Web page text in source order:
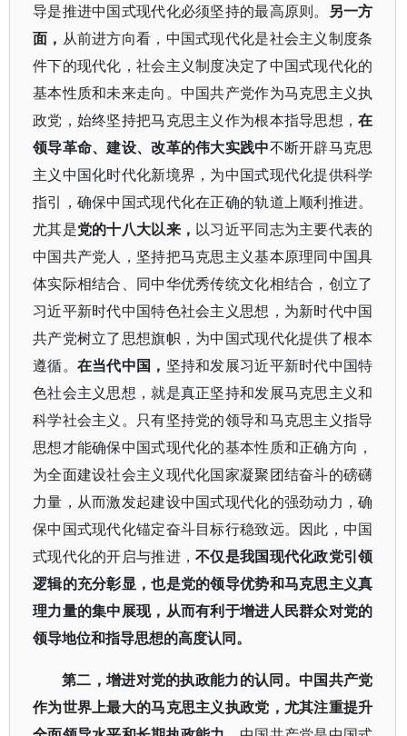
导是推进中国式现代化必须坚持的最高原则。
另一方
面， 从前进方向看，中国式现代化是社会主义制度条
件下的现代化，社会主义制度决定了中国式现代化的
基本性质和未来走向。中国共产党作为马克思主义执
政党，始终坚持把马克思主义作为根本指导思想，在
领导革命、建设、改革的伟大实践中不断开辟马克思
主义中国化时代化新境界，为中国式现代化提供科学
指引，确保中国式现代化在正确的轨道上顺利推进。
尤其是党的十八大以来， 以习近平同志为主要代表的
中国共产党人，坚持把马克思主义基本原理同中国具
体实际相结合、同中华优秀传统文化相结合，创立了
习近平新时代中国特色社会主义思想，为新时代中国
共产党树立了思想旗帜，为中国式现代化提供了根本
遵循。 在当代中国， 坚持和发展习近平新时代中国特
色社会主义思想，就是真正坚持和发展马克思主义和
科学社会主义。只有坚持党的领导和马克思主义指导
思想才能确保中国式现代化的基本性质和正确方向，
为全面建设社会主义现代化国家凝聚团结奋斗的磅礴
力量，从而激发起建设中国式现代化的强劲动力，确
保中国式现代化锚定奋斗目标行稳致远。因此，中国
式现代化的开启与推进，不仅是我国现代化政党引领
逻辑的充分彰显，也是党的领导优势和马克思主义真
理力量的集中展现，从而有利于增进人民群众对党的
领导地位和指导思想的高度认同。
第二，增进对党的执政能力的认同。中国共产党
作为世界上最大的马克思主义执政党，尤其注重提升